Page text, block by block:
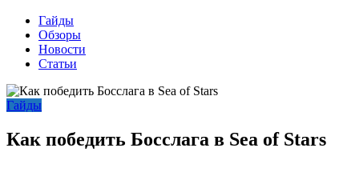
Гайды
Обзоры
Новости
Статьи
Гайды
Как победить Босслага в Sea of ​​Stars